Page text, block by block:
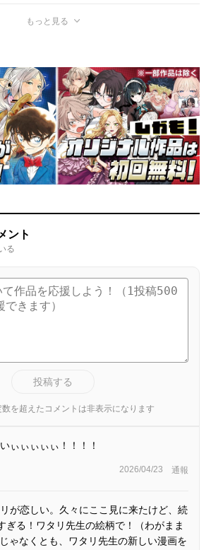
もっと見る
ント
る
投稿する
を超えたコメントは非表示になります
ぃぃぃぃぃ！！！！
2026/04/23 通報
が恋しい。久々にここ見に来たけど、続
ぎる！ワタリ先生の絵柄で！（わがまま
ゃなくとも、ワタリ先生の新しい漫画を